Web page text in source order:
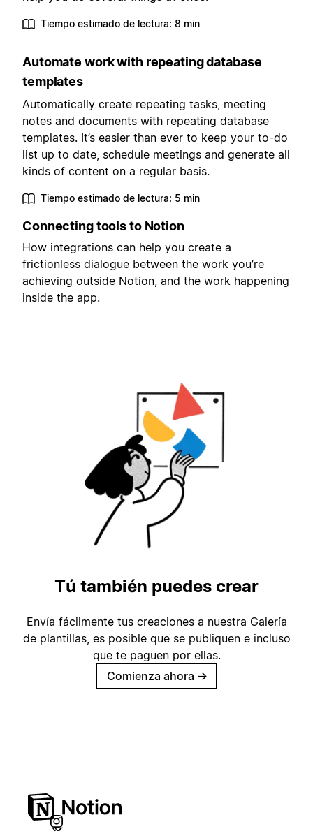
Tiempo estimado de lectura: 8 min
Automate work with repeating database
templates
Automatically create repeating tasks, meeting
notes and documents with repeating database
templates. It’s easier than ever to keep your to-do
list up to date, schedule meetings and generate all
kinds of content on a regular basis.
Tiempo estimado de lectura: 5 min
Connecting tools to Notion
How integrations can help you create a
frictionless dialogue between the work you’re
achieving outside Notion, and the work happening
inside the app.
Tú también puedes crear
Envía fácilmente tus creaciones a nuestra Galería
de plantillas, es posible que se publiquen e incluso
que te paguen por ellas.
Comienza ahora →